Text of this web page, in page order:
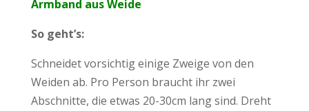
Armband aus Weide
So geht’s:
Schneidet vorsichtig einige Zweige von den
Weiden ab. Pro Person braucht ihr zwei
Abschnitte, die etwas 20-30cm lang sind. Dreht